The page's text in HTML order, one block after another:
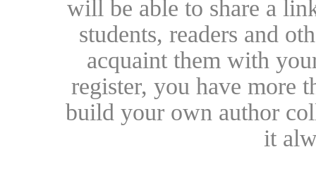
will be able to share a
students, readers and
acquaint them with
register, you have more
build your own author
it